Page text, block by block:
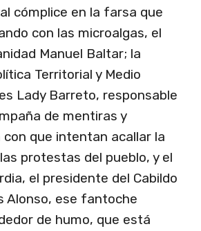
cómplice en la farsa que
con las microalgas, el
Manuel Baltar; la
Territorial y Medio
Lady Barreto, responsable
de mentiras y
que intentan acallar la
protestas del pueblo, y el
el presidente del Cabildo
Alonso, ese fantoche
de humo, que está